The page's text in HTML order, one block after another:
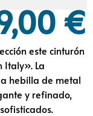
€
este cinturón
Italy». La
hebilla de metal
y refinado,